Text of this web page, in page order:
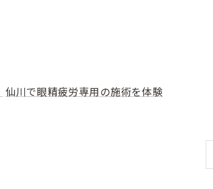
仙川で眼精疲労専用の施術を体験